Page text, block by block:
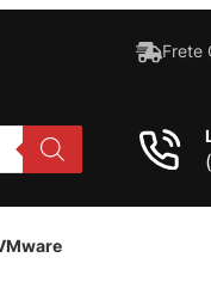
Frete